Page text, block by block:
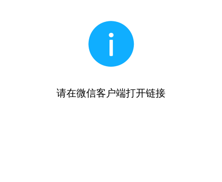
请在微信客户端打开链接